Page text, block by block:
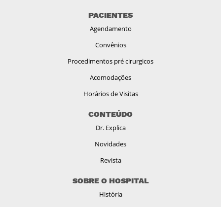
PACIENTES
Agendamento
Convênios
Procedimentos pré cirurgicos
Acomodações
Horários de Visitas
CONTEÚDO
Dr. Explica
Novidades
Revista
SOBRE O HOSPITAL
História